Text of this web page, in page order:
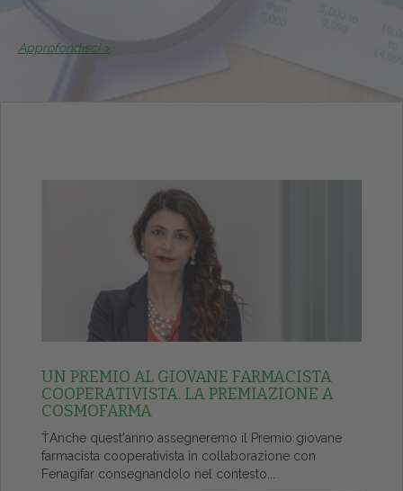
Approfondisci >
UN PREMIO AL GIOVANE FARMACISTA
COOPERATIVISTA. LA PREMIAZIONE A
COSMOFARMA
ŤAnche quest'anno assegneremo il Premio giovane
farmacista cooperativista in collaborazione con
Fenagifar consegnandolo nel contesto...